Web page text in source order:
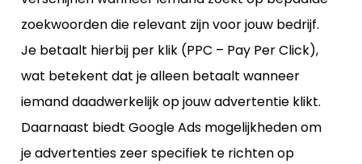
zoekwoorden die relevant zijn voor jouw bedrijf.
Je betaalt hierbij per klik (PPC – Pay Per Click),
wat betekent dat je alleen betaalt wanneer
iemand daadwerkelijk op jouw advertentie klikt.
Daarnaast biedt Google Ads mogelijkheden om
je advertenties zeer specifiek te richten op